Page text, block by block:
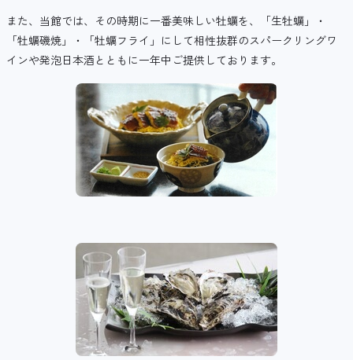
また、当館では、その時期に一番美味しい牡蠣を、「生牡蠣」・
「牡蠣磯焼」・「牡蠣フライ」にして相性抜群のスパークリングワ
インや発泡日本酒とともに一年中ご提供しております。